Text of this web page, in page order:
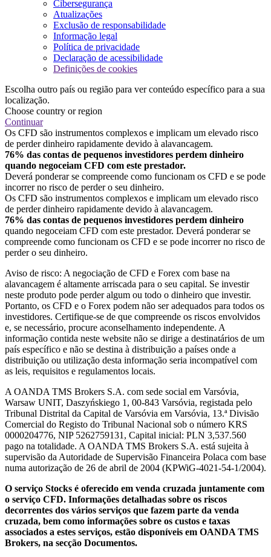
Cibersegurança
Atualizações
Exclusão de responsabilidade
Informação legal
Política de privacidade
Declaração de acessibilidade
Definições de cookies
Escolha outro país ou região para ver conteúdo específico para a sua
localização.
Choose country or region
Continuar
Os CFD são instrumentos complexos e implicam um elevado risco
de perder dinheiro rapidamente devido à alavancagem.
76% das contas de pequenos investidores perdem dinheiro
quando negoceiam CFD com este prestador.
Deverá ponderar se compreende como funcionam os CFD e se pode
incorrer no risco de perder o seu dinheiro.
Os CFD são instrumentos complexos e implicam um elevado risco
de perder dinheiro rapidamente devido à alavancagem.
76% das contas de pequenos investidores perdem dinheiro
quando negoceiam CFD com este prestador. Deverá ponderar se
compreende como funcionam os CFD e se pode incorrer no risco de
perder o seu dinheiro.
Aviso de risco: A negociação de CFD e Forex com base na
alavancagem é altamente arriscada para o seu capital. Se investir
neste produto pode perder algum ou todo o dinheiro que investir.
Portanto, os CFD e o Forex podem não ser adequados para todos os
investidores. Certifique-se de que compreende os riscos envolvidos
e, se necessário, procure aconselhamento independente. A
informação contida neste website não se dirige a destinatários de um
país específico e não se destina à distribuição a países onde a
distribuição ou utilização desta informação seria incompatível com
as leis, requisitos e regulamentos locais.
A OANDA TMS Brokers S.A. com sede social em Varsóvia,
Warsaw UNIT, Daszyńskiego 1, 00-843 Varsóvia, registada pelo
Tribunal Distrital da Capital de Varsóvia em Varsóvia, 13.ª Divisão
Comercial do Registo do Tribunal Nacional sob o número KRS
0000204776, NIP 5262759131, Capital inicial: PLN 3,537.560
pago na totalidade. A OANDA TMS Brokers S.A. está sujeita à
supervisão da Autoridade de Supervisão Financeira Polaca com base
numa autorização de 26 de abril de 2004 (KPWiG-4021-54-1/2004).
O serviço Stocks é oferecido em venda cruzada juntamente com
o serviço CFD. Informações detalhadas sobre os riscos
decorrentes dos vários serviços que fazem parte da venda
cruzada, bem como informações sobre os custos e taxas
associados a estes serviços, estão disponíveis em OANDA TMS
Brokers, na secção Documentos.